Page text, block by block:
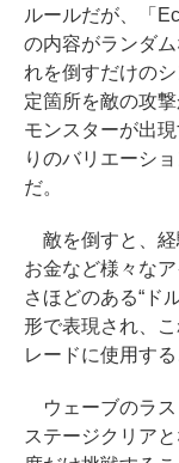
ルールだが、「
の内容がランダ
れを倒すだけの
定箇所を敵の攻
モンスターが出
りのバリエーシ
だ。
敵を倒すと、経
お金など様々な
さほどのある“ド
形で表現され、
レードに使用する
ウェーブのラス
ステージクリア